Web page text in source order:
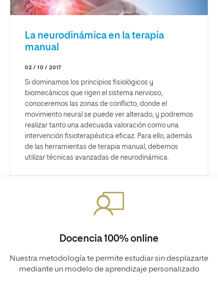
La neurodinámica en la terapia
manual
02 / 10 / 2017
Si dominamos los principios fisiológicos y
biomecánicos que rigen el sistema nervioso,
conoceremos las zonas de conflicto, donde el
movimiento neural se puede ver alterado, y podremos
realizar tanto una adecuada valoración como una
intervención fisioterapéutica eficaz. Para ello, además
de las herramientas de terapia manual, debemos
utilizar técnicas avanzadas de neurodinámica.
Docencia 100% online
Nuestra metodología te permite estudiar sin desplazarte
mediante un modelo de aprendizaje personalizado